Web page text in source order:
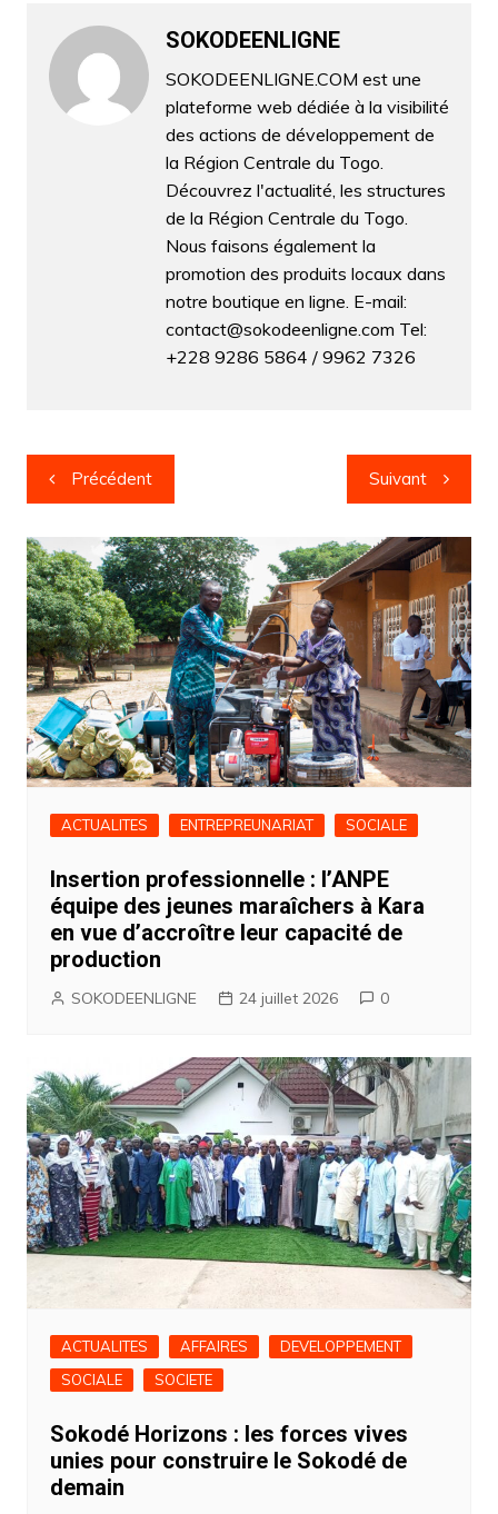
b
o
o
A
p
p
dI
n
e
n
g
er
a
m
g
er
SOKODEENLIGNE
SOKODEENLIGNE.COM est une
plateforme web dédiée à la visibilité
des actions de développement de
la Région Centrale du Togo.
Découvrez l'actualité, les structures
de la Région Centrale du Togo.
Nous faisons également la
promotion des produits locaux dans
notre boutique en ligne. E-mail:
contact@sokodeenligne.com Tel:
+228 9286 5864 / 9962 7326
Navigation
de
l’article
Précédent Suivant
ACTUALITES ENTREPREUNARIAT SOCIALE
Insertion professionnelle : l’ANPE
équipe des jeunes maraîchers à Kara
en vue d’accroître leur capacité de
production
SOKODEENLIGNE 24 juillet 2026 0
ACTUALITES AFFAIRES
DEVELOPPEMENT
SOCIALE
SOCIETE
Sokodé Horizons : les forces vives
unies pour construire le Sokodé de
demain